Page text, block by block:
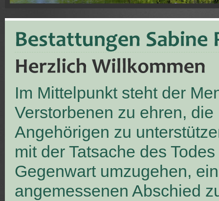
Im Mittelpunkt steht der
Verstorbenen zu ehren, die
Angehörigen zu
mit der Tatsache des
Gegenwart umzugehen,
angemessenen Abschied